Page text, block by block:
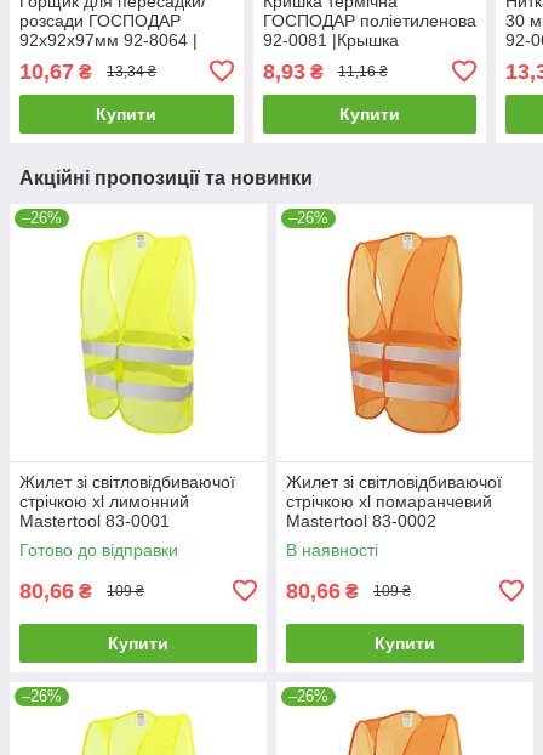
розсади ГОСПОДАР
92х92х97мм 92-8064 |
рассады ГОСПОДАР
92х92х97мм 92-8064
10,67 ₴ 13,34 ₴
Купити
ГОСПОДАР поліетиленова
92-0081 |Крышка
термическая ГОСПОДАР
полиэтиленовая 92-0081
8,93₴ 11,16 ₴
Купити
30
92-
Акційні пропозиції та новинки
–26%
Жилет зі світловідбиваючої
стрічкою xl лимонний
Mastertool 83-0001
Готово до відправки
80,66 ₴ 109 ₴
Купити
–26%
Жилет зі світловідбиваючої
стрічкою xl помаранчевий
Mastertool 83-0002
В наявності
80,66 ₴ 109 ₴
Купити
–26% –26%